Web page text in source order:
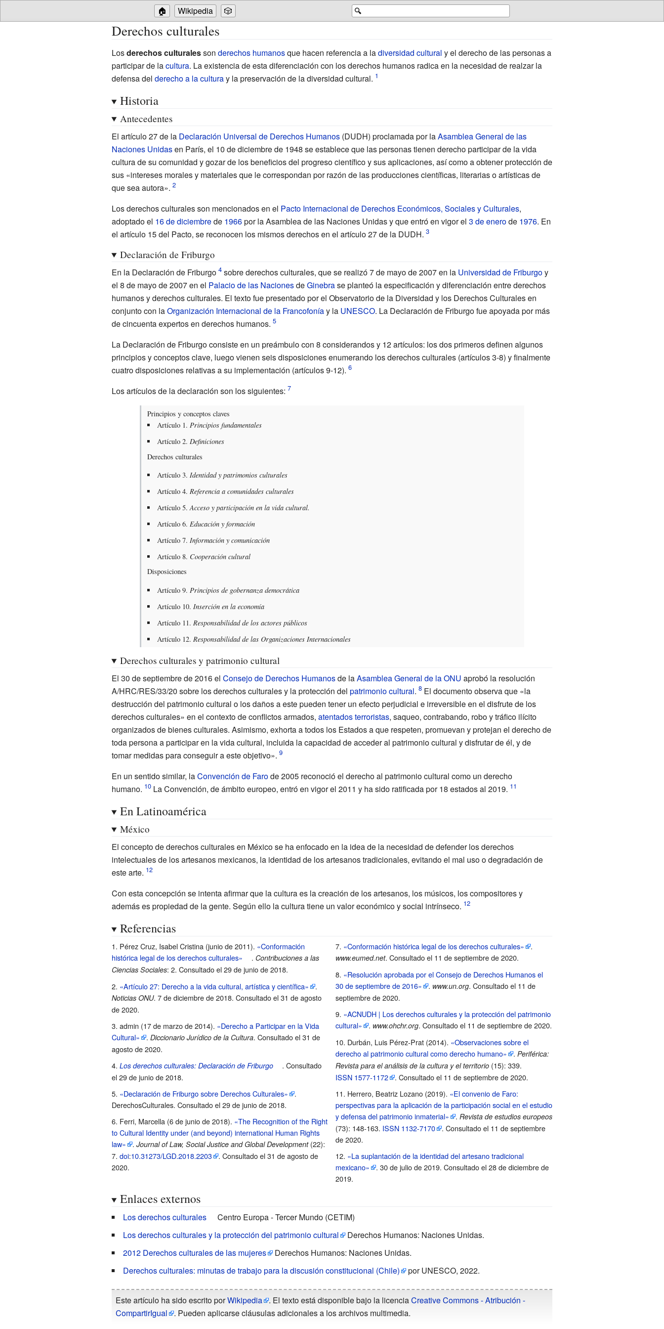
🔍
🏠 Wikipedia 🎲
Derechos culturales
Losderechos culturalesson derechos humanosque hacen referencia a ladiversidad cultural y el derecho de las personas a
participar de lacultura. La existencia de esta diferenciación con los derechos humanos radica en la necesidad de realzar la
defensa del derecho a la culturay la preservación de la diversidad cultural.
Historia
Antecedentes
El artículo 27 de la Declaración Universal de Derechos Humanos(DUDH) proclamada por laAsamblea General de las
Naciones Unidasen París, el 10 de diciembre de 1948 se establece que las personas tienen derecho participar de la vida
cultura de su comunidad y gozar de los beneficios del progreso científico y sus aplicaciones, así como a obtener protección de
sus «intereses morales y materiales que le correspondan por razón de las producciones científicas, literarias o artísticas de
que sea autora».
Los derechos culturales son mencionados en el Pacto Internacional de Derechos Económicos, Sociales y Culturales,
adoptado el 16 de diciembrede 1966por la Asamblea de las Naciones Unidas y que entró en vigor el 3 de enerode 1976. En
el artículo 15 del Pacto, se reconocen los mismos derechos en el artículo 27 de la DUDH.
Declaración de Friburgo
En la Declaración de Friburgo sobre derechos culturales, que se realizó 7 de mayo de 2007 en la Universidad de Friburgoy
el 8 de mayo de 2007 en el Palacio de las NacionesdeGinebrase planteó la especificación y diferenciación entre derechos
humanos y derechos culturales. El texto fue presentado por el Observatorio de la Diversidad y los Derechos Culturales en
conjunto con laOrganización Internacional de la Francofoníay la UNESCO. La Declaración de Friburgo fue apoyada por más
de cincuenta expertos en derechos humanos.
La Declaración de Friburgo consiste en un preámbulo con 8 considerandos y 12 artículos: los dos primeros definen algunos
principios y conceptos clave, luego vienen seis disposiciones enumerando los derechos culturales (artículos 3-8) y finalmente
cuatro disposiciones relativas a su implementación (artículos 9-12).
Los artículos de la declaración son los siguientes:
Principios y conceptos claves
Artículo 1.Principios fundamentales
Artículo 2.Definiciones
Derechos culturales
Artículo 3.Identidad y patrimonios culturales
Artículo 4.Referencia a comunidades culturales
Artículo 5.Acceso y participación en la vida cultural.
Artículo 6.Educación y formación
Artículo 7.Información y comunicación
Artículo 8. Cooperación cultural
Disposiciones
Artículo 9. Principios de gobernanza democrática
Artículo 10. Inserción en la economía
Artículo 11. Responsabilidad de los actores públicos
Artículo 12. Responsabilidad de las Organizaciones Internacionales
Derechos culturales y patrimonio cultural
El 30 de septiembre de 2016 el Consejo de Derechos Humanosde laAsamblea General de la ONU aprobó la resolución
A/HRC/RES/33/20 sobre los derechos culturales y la protección del patrimonio cultural. El documento observa que «la
destrucción del patrimonio cultural o los daños a este pueden tener un efecto perjudicial e irreversible en el disfrute de los
derechos culturales» en el contexto de conflictos armados, atentados terroristas, saqueo, contrabando, robo y tráfico ilícito
organizados de bienes culturales. Asimismo, exhorta a todos los Estados a que respeten, promuevan y protejan el derecho de
toda persona a participar en la vida cultural, incluida la capacidad de acceder al patrimonio cultural y disfrutar de él, y de
tomar medidas para conseguir a este objetivo».
En un sentido similar, laConvención de Farode 2005 reconoció el derecho al patrimonio cultural como un derecho
humano.
La Convención, de ámbito europeo, entró en vigor el 2011 y ha sido ratificada por 18 estados al 2019.
En Latinoamérica
México
El concepto de derechos culturales en México se ha enfocado en la idea de la necesidad de defender los derechos
intelectuales de los artesanos mexicanos, la identidad de los artesanos tradicionales, evitando el mal uso o degradación de
este arte.
Con esta concepción se intenta afirmar que la cultura es la creación de los artesanos, los músicos, los compositores y
además es propiedad de la gente. Según ello la cultura tiene un valor económico y social intrínseco.
Referencias
Pérez Cruz, Isabel Cristina (junio de 2011). «Conformación
histórica legal de los derechos culturales»
. Contribuciones a las
Ciencias Sociales: 2. Consultado el 29 de junio de 2018.
«Artículo 27: Derecho a la vida cultural, artística y científica»
.
Noticias ONU. 7 de diciembre de 2018. Consultado el 31 de agosto
de 2020.
admin (17 de marzo de 2014). «Derecho a Participar en la Vida
Cultural»
. Diccionario Jurídico de la Cultura. Consultado el 31 de
agosto de 2020.
Los derechos culturales: Declaración de Friburgo
. Consultado
el 29 de junio de 2018.
«Declaración de Friburgo sobre Derechos Culturales»
.
DerechosCulturales. Consultado el 29 de junio de 2018.
Ferri, Marcella (6 de junio de 2018). «The Recognition of the Right
to Cultural Identity under (and beyond) international Human Rights
law»
. Journal of Law, Social Justice and Global Development(22):
7. doi:10.31273/LGD.2018.2203
. Consultado el 31 de agosto de
2020.
«Conformación histórica legal de los derechos culturales» .
www.eumed.net. Consultado el 11 de septiembre de 2020.
«Resolución aprobada por el Consejo de Derechos Humanos el
30 de septiembre de 2016»
. www.un.org. Consultado el 11 de
septiembre de 2020.
«ACNUDH | Los derechos culturales y la protección del patrimonio
cultural»
. www.ohchr.org. Consultado el 11 de septiembre de 2020.
Durbán, Luis Pérez-Prat (2014). «Observaciones sobre el
derecho al patrimonio cultural como derecho humano»
. Periférica:
Revista para el análisis de la cultura y el territorio(15): 339.
ISSN 1577-1172 . Consultado el 11 de septiembre de 2020.
Herrero, Beatriz Lozano (2019). «El convenio de Faro:
perspectivas para la aplicación de la participación social en el estudio
y defensa del patrimonio inmaterial»
. Revista de estudios europeos
(73): 148-163. ISSN 1132-7170
. Consultado el 11 de septiembre
de 2020.
«La suplantación de la identidad del artesano tradicional
mexicano»
. 30 de julio de 2019. Consultado el 28 de diciembre de
2019.
Enlaces externos
Los derechos culturales
Centro Europa - Tercer Mundo (CETIM)
Los derechos culturales y la protección del patrimonio cultural Derechos Humanos: Naciones Unidas.
2012 Derechos culturales de las mujeres Derechos Humanos: Naciones Unidas.
Derechos culturales: minutas de trabajo para la discusión constitucional (Chile) por UNESCO, 2022.
Este artículo ha sido escrito porWikipedia . El texto está disponible bajo la licenciaCreative Commons - Atribución -
CompartirIgual . Pueden aplicarse cláusulas adicionales a los archivos multimedia.